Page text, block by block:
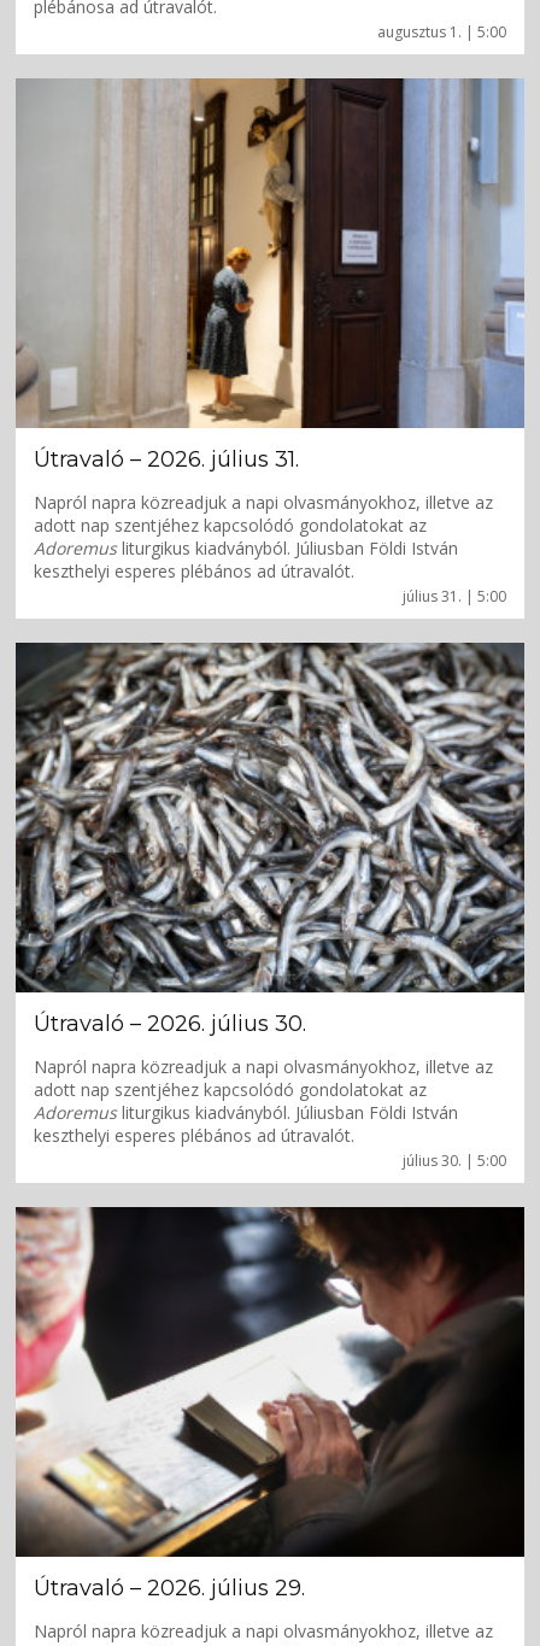
augusztus 1. | 5:00
plébánosa ad útravalót.
július 31. | 5:00
Útravaló – 2026. július 31.
Napról napra közreadjuk a napi olvasmányokhoz, illetve az
adott nap szentjéhez kapcsolódó gondolatokat az
Adoremusliturgikus kiadványból. Júliusban Földi István
keszthelyi esperes plébános ad útravalót.
július 30. | 5:00
Útravaló – 2026. július 30.
Napról napra közreadjuk a napi olvasmányokhoz, illetve az
adott nap szentjéhez kapcsolódó gondolatokat az
Adoremusliturgikus kiadványból. Júliusban Földi István
keszthelyi esperes plébános ad útravalót.
Útravaló – 2026. július 29.
Napról napra közreadjuk a napi olvasmányokhoz, illetve az